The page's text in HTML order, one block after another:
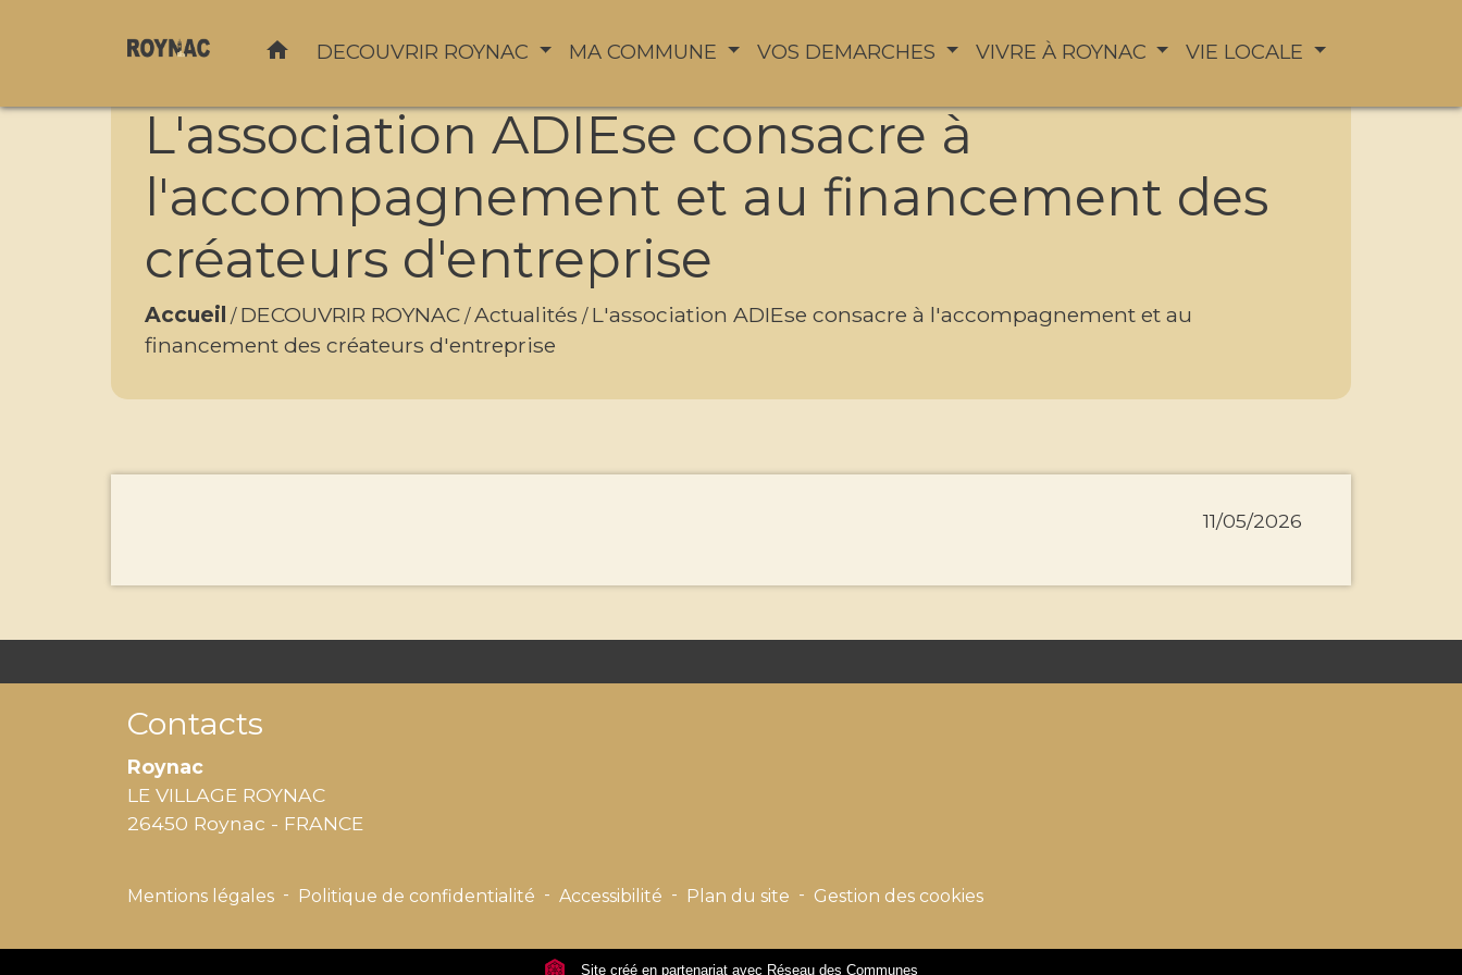
home DECOUVRIR ROYNAC MA COMMUNE VOS DEMARCHES VIVRE À ROYNAC VIE LOCALE
L'association ADIEse consacre à
l'accompagnement et au financement des
créateurs d'entreprise
Accueil / DECOUVRIR ROYNAC /Actualités / L'association ADIEse consacre à l'accompagnement et au
financement des créateurs d'entreprise
11/05/2026
Contacts
Roynac
LE VILLAGE ROYNAC
26450 Roynac - FRANCE
Mentions légales - Politique de confidentialité - Accessibilité - Plan du site - Gestion des cookies
Site créé en partenariat avec Réseau des Communes